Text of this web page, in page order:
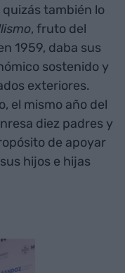
también lo
, fruto del
1959, daba sus
sostenido y
exteriores.
el mismo año del
diez padres y
de apoyar
hijos e hijas